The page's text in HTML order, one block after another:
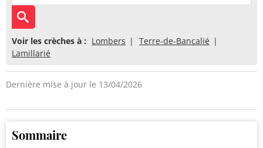
Voir les crèches à : Lombers
Terre-de-Bancalié
Lamillarié
Dernière mise à jour le 13/04/2026
Sommaire